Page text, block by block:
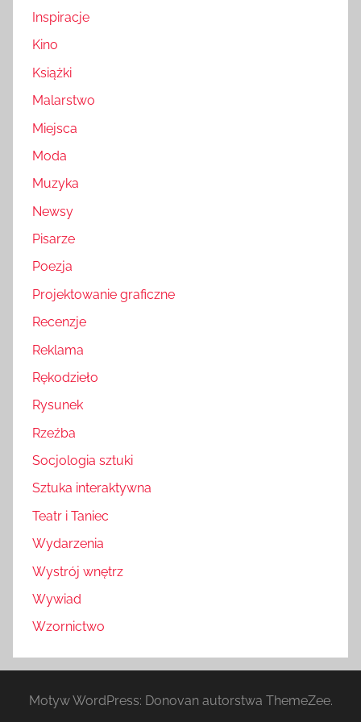
Inspiracje
Kino
Książki
Malarstwo
Miejsca
Moda
Muzyka
Newsy
Pisarze
Poezja
Projektowanie graficzne
Recenzje
Reklama
Rękodzieło
Rysunek
Rzeźba
Socjologia sztuki
Sztuka interaktywna
Teatr i Taniec
Wydarzenia
Wystrój wnętrz
Wywiad
Wzornictwo
Motyw WordPress: Donovan autorstwa ThemeZee.